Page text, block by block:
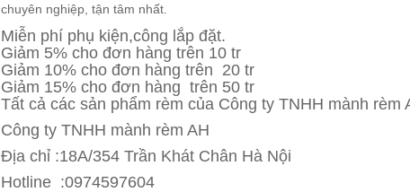
chuyên nghiệp, tận tâm nhất.
Miễn phí phụ kiện,công lắp đặt.
Giảm 5% cho đơn hàng trên 10 tr
Giảm 10% cho đơn hàng trên 20 tr
Giảm 15% cho đơn hàng trên 50 tr
Tất cả các sản phẩm rèm của Công ty TNHH mành
Công ty TNHH mành rèm AH
Địa chỉ :18A/354 Trần Khát Chân Hà Nội
Hotline :0974597604